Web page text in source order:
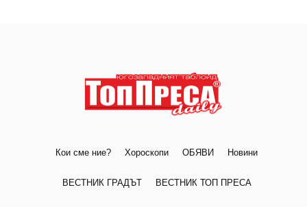
Кои сме ние? Хороскопи ОБЯВИ Новини
ВЕСТНИК ГРАДЪТ ВЕСТНИК ТОП ПРЕСА